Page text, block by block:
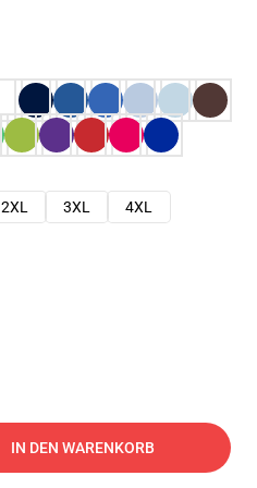
2XL 3XL
4XL
IN DEN WARENKORB